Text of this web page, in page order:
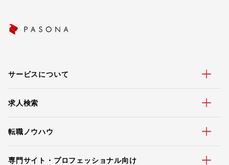
サービスについて
求人検索
転職ノウハウ
専門サイト・プロフェッショナル向け